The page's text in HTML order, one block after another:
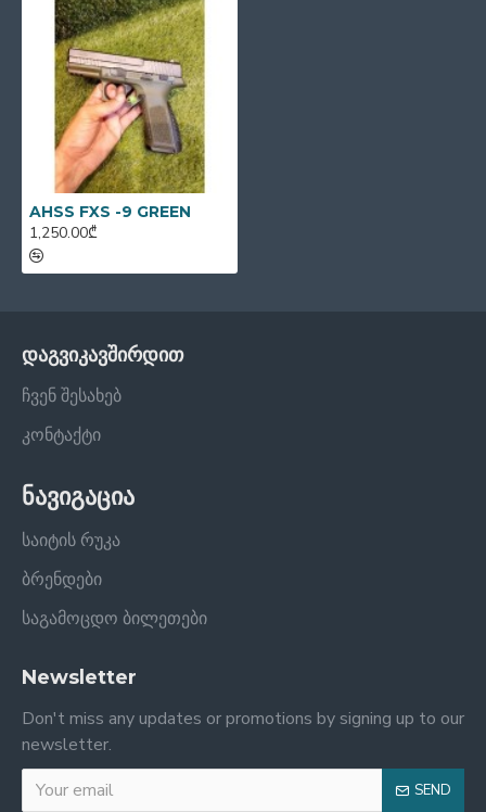
AHSS FXS -9 GREEN
1,250.00₾
დაგვიკავშირდით
ჩვენ შესახებ
კონტაქტი
ნავიგაცია
საიტის რუკა
ბრენდები
საგამოცდო ბილეთები
Newsletter
Don't miss any updates or promotions by signing up to our
newsletter.
SEND